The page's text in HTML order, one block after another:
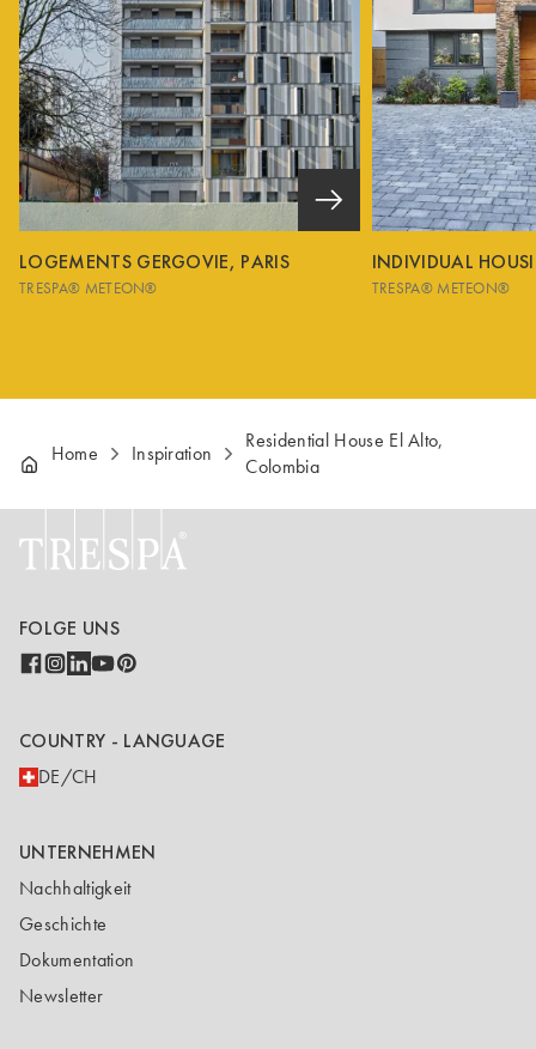
LOGEMENTS GERGOVIE, PARIS
TRESPA® METEON®
INDIVIDUAL
TRESPA® METEON®
Home Inspiration
Residential House El Alto,
Colombia
FOLGE UNS
COUNTRY - LANGUAGE
DE/CH
UNTERNEHMEN
Nachhaltigkeit
Geschichte
Dokumentation
Newsletter